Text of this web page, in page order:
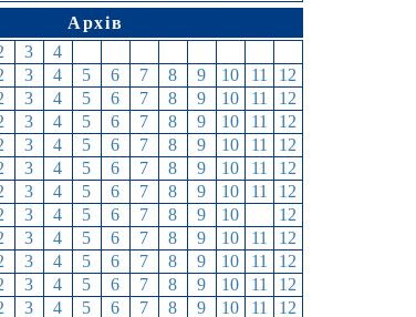
Архів
3 4
3 4 5 6 7 8 9 10 11
12
3 4 5 6 7 8 9 10 11
12
3 4 5 6 7 8 9 10 11
12
3 4 5 6 7 8 9 10 11
12
3 4 5 6 7 8 9 10 11
12
3 4 5 6 7 8 9 10 11
12
3 4 5 6 7 8 9 10
12
3 4 5 6 7 8 9 10 11
12
3 4 5 6 7 8 9 10 11
12
3 4 5 6 7 8 9 10 11
12
3 4 5 6 7 8 9 10 11
12